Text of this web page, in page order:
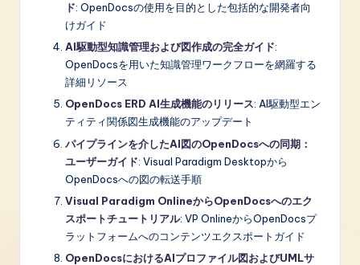
ド: OpenDocsの使用を目的とした包括的な開発者向
けガイド
AI駆動型知識管理および図作成の完全ガイド:
OpenDocsを用いた知識管理ワークフローを網羅する
詳細リソース
OpenDocs ERD AI生成機能のリリース: AI駆動型エン
ティティ関係図生成機能のアップデート
パイプラインを介したAI図のOpenDocsへの同期：
ユーザーガイド: Visual Paradigm Desktopから
OpenDocsへの図の転送手順
Visual Paradigm OnlineからOpenDocsへのエク
スポートチュートリアル: VP OnlineからOpenDocsプ
ラットフォームへのコンテンツエクスポートガイド
OpenDocsにおけるAIプロファイル図およびUMLサ